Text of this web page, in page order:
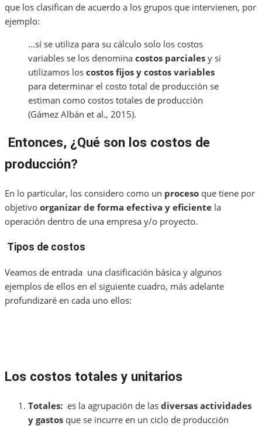
que los clasifican de acuerdo a los grupos que intervienen, por
ejemplo:
…sí se utiliza para su cálculo solo los costos
variables se los denomina costos parciales y si
utilizamos los costos fijos y costos variables
para determinar el costo total de producción se
estiman como costos totales de producción
(Gámez Albán et al., 2015).
Entonces, ¿Qué son los costos de
producción?
En lo particular, los considero como un proceso que tiene por
objetivo organizar de forma efectiva y eficiente la
operación dentro de una empresa y/o proyecto.
Tipos de costos
Veamos de entrada una clasificación básica y algunos
ejemplos de ellos en el siguiente cuadro, más adelante
profundizaré en cada uno ellos:
Los costos totales y unitarios
Totales: es la agrupación de las diversas actividades
y gastos que se incurre en un ciclo de producción